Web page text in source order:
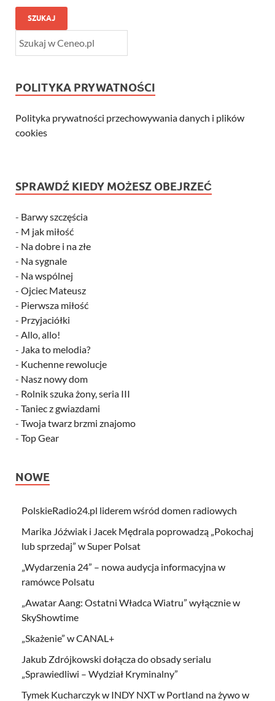
SZUKAJ
POLITYKA PRYWATNOŚCI
Polityka prywatności przechowywania danych i plików
cookies
SPRAWDŹ KIEDY MOŻESZ OBEJRZEĆ
- Barwy szczęścia
- M jak miłość
- Na dobre i na złe
- Na sygnale
- Na wspólnej
- Ojciec Mateusz
- Pierwsza miłość
- Przyjaciółki
- Allo, allo!
- Jaka to melodia?
- Kuchenne rewolucje
- Nasz nowy dom
- Rolnik szuka żony, seria III
- Taniec z gwiazdami
- Twoja twarz brzmi znajomo
- Top Gear
NOWE
PolskieRadio24.pl liderem wśród domen radiowych
Marika Jóźwiak i Jacek Mędrala poprowadzą „Pokochaj
lub sprzedaj” w Super Polsat
„Wydarzenia 24” – nowa audycja informacyjna w
ramówce Polsatu
„Awatar Aang: Ostatni Władca Wiatru” wyłącznie w
SkyShowtime
„Skażenie” w CANAL+
Jakub Zdrójkowski dołącza do obsady serialu
„Sprawiedliwi – Wydział Kryminalny”
Tymek Kucharczyk w INDY NXT w Portland na żywo w